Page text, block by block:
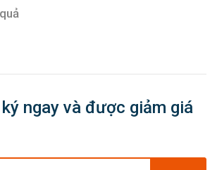
ngay và được giảm giá